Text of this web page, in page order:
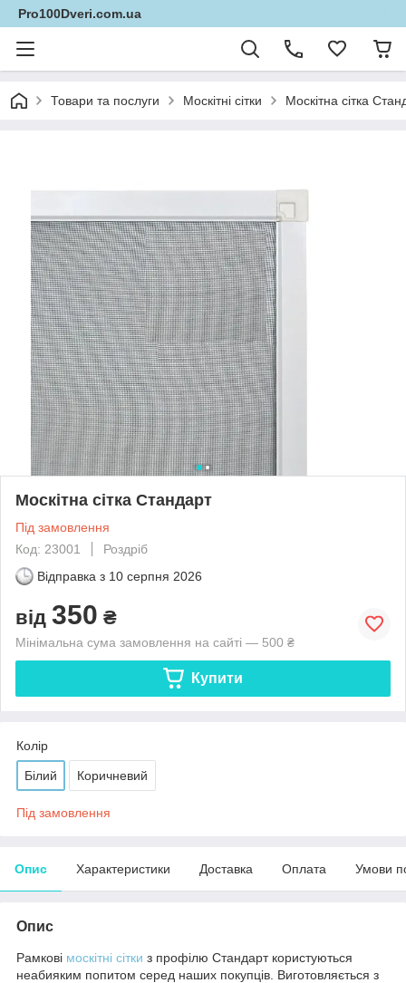
Pro100Dveri.com.ua
Товари та послуги Москітні сітки Москітна сітка
Москітна сітка Стандарт
Під замовлення
Код: 23001
Роздріб
Відправка з 10 серпня 2026
від 350 ₴
Мінімальна сума замовлення на сайті — 500 ₴
Купити
Колір
Білий Коричневий
Під замовлення
Опис Характеристики Доставка Оплата Умови
Опис
Рамкові москітні сітки з профілю Стандарт користуються
неабияким попитом серед наших покупців. Виготовляється з